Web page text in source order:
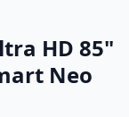
HD 85"
Neo